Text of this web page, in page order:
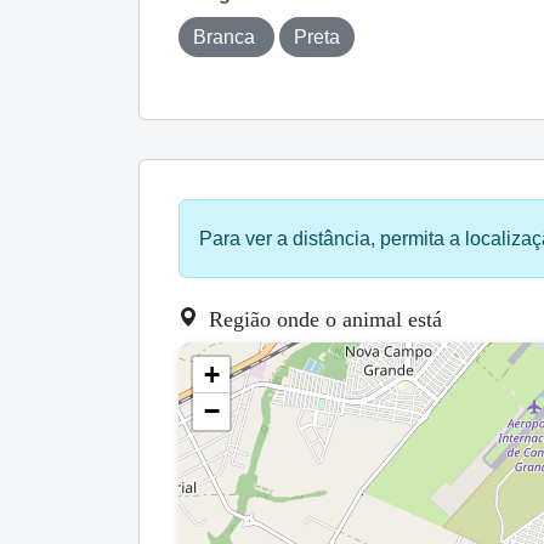
Branca Preta
Para ver a distância, permita a
Região onde o animal está
+
−